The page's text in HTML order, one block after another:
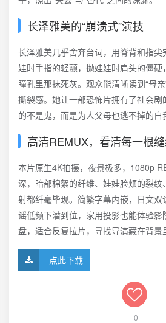
长泽雅美的“崩溃式”演技
长泽雅美几乎舍弃台词，用脊背和指
娃时手指的轻颤，抛娃娃时肩头的僵
瞳孔里那抹死灰。观众能清晰读到“母
撕裂感。她让一部恐怖片拥有了社会
的不是鬼，而是为人父母也逃不掉的自
高清REMUX，看清每一根
本片原生4K拍摄，夜景极多，1080p
深，暗部棉絮的纤维、娃娃脸颊的裂
射都纤毫毕现。简繁字幕内嵌，日文
谣低频下潜到位，家用投影也能体验
盘，适合反复拉片，寻找导演藏在背景
点此下载
0